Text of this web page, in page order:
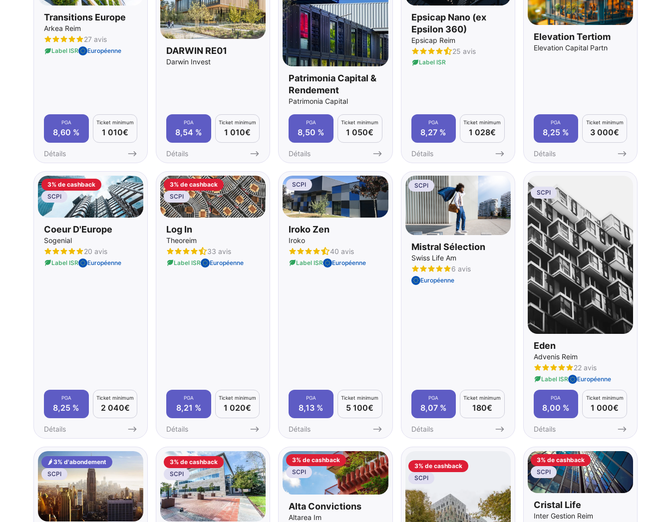
Transitions Europe
Arkea Reim
27 avis
Label ISR Européenne
PGA
8,60 %
Ticket minimum
1 010€
Détails
DARWIN RE01
Darwin Invest
PGA
8,54 %
Ticket minimum
1 010€
Détails
Patrimonia Capital &
Rendement
Patrimonia Capital
PGA
8,50 %
Ticket minimum
1 050€
Détails
Epsicap Nano (ex
Epsilon 360)
Epsicap Reim
25 avis
Label ISR
PGA
8,27 %
Ticket minimum
1 028€
Détails
Elevation Tertiom
Elevation Capital Partners
PGA
8,25 %
Ticket minimum
3 000€
Détails
3% de cashback
SCPI
Coeur D'Europe
Sogenial
20 avis
Label ISR Européenne
PGA
8,25 %
Ticket minimum
2 040€
Détails
3% de cashback
SCPI
Log In
Theoreim
33 avis
Label ISR Européenne
PGA
8,21 %
Ticket minimum
1 020€
Détails
SCPI
Iroko Zen
Iroko
40 avis
Label ISR Européenne
PGA
8,13 %
Ticket minimum
5 100€
Détails
SCPI
Mistral Sélection
Swiss Life Am
6 avis
Européenne
PGA
8,07 %
Ticket minimum
180€
Détails
SCPI
Eden
Advenis Reim
22 avis
Label ISR Européenne
PGA
8,00 %
Ticket minimum
1 000€
Détails
🌶️ 3% d'abondement
SCPI
3% de cashback
SCPI
3% de cashback
SCPI
Alta Convictions
Altarea Im
3% de cashback
SCPI
3% de cashback
SCPI
Cristal Life
Inter Gestion Reim